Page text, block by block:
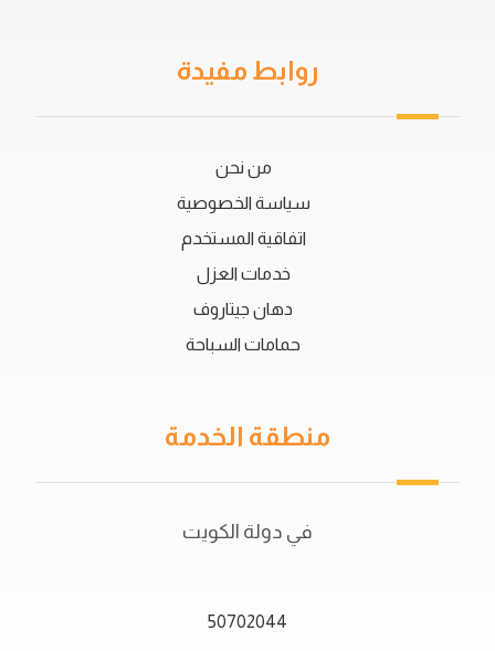
روابط مفيدة
من نحن
سياسة الخصوصية
اتفاقية المستخدم
خدمات العزل
دهان جيتاروف
حمامات السباحة
منطقة الخدمة
في دولة الكويت
50702044